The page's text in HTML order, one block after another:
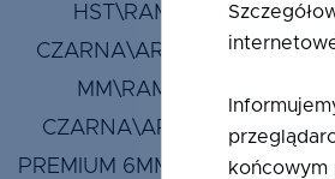
końcowym
HST\RAMKA SSP 18
CZARNA\ARGON\FLOAT 6
MM\RAMKA SSP 18
CZARNA\ARGON\ESG CG
PREMIUM 6MM ZAT HART HST